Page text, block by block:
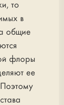
то
в
общие
флоры
ее
Поэтому